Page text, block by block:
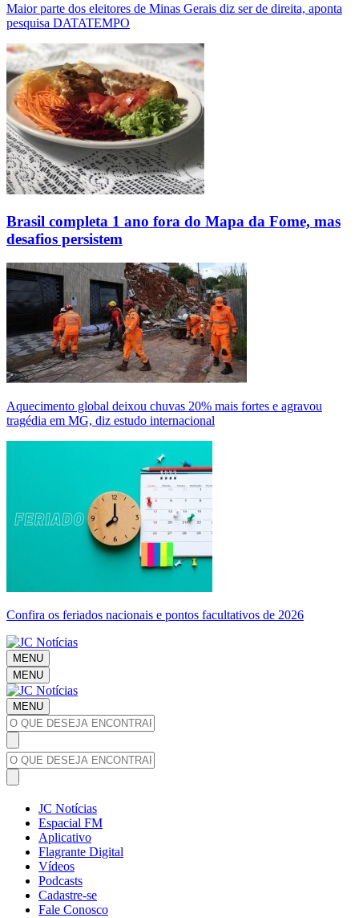
Maior parte dos eleitores de Minas Gerais diz ser de direita, aponta
pesquisa DATATEMPO
Brasil completa 1 ano fora do Mapa da Fome, mas
desafios persistem
Aquecimento global deixou chuvas 20% mais fortes e agravou
tragédia em MG, diz estudo internacional
Confira os feriados nacionais e pontos facultativos de 2026
MENU
MENU
MENU
JC Notícias
Espacial FM
Aplicativo
Flagrante Digital
Vídeos
Podcasts
Cadastre-se
Fale Conosco